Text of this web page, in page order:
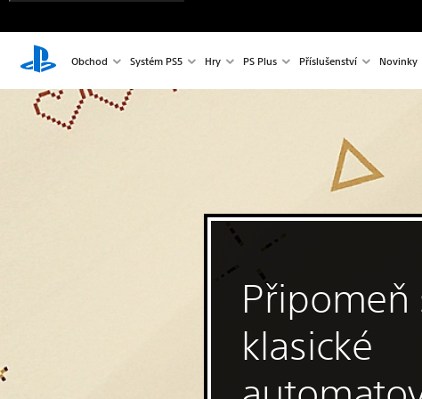
Obchod Systém PS5 Hry PS Plus Příslušenství Novinky
Připomeň
klasické